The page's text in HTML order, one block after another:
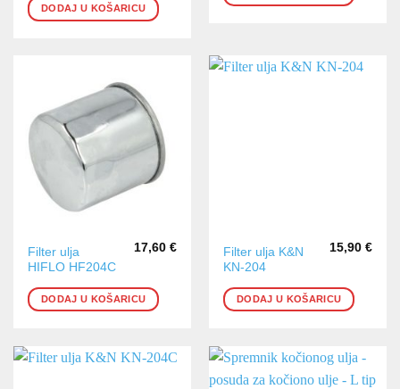
DODAJ U KOŠARICU
Filter ulja
HIFLO HF204C
17,60 €
DODAJ U KOŠARICU
Filter ulja K&N
KN-204
15,90 €
DODAJ U KOŠARICU